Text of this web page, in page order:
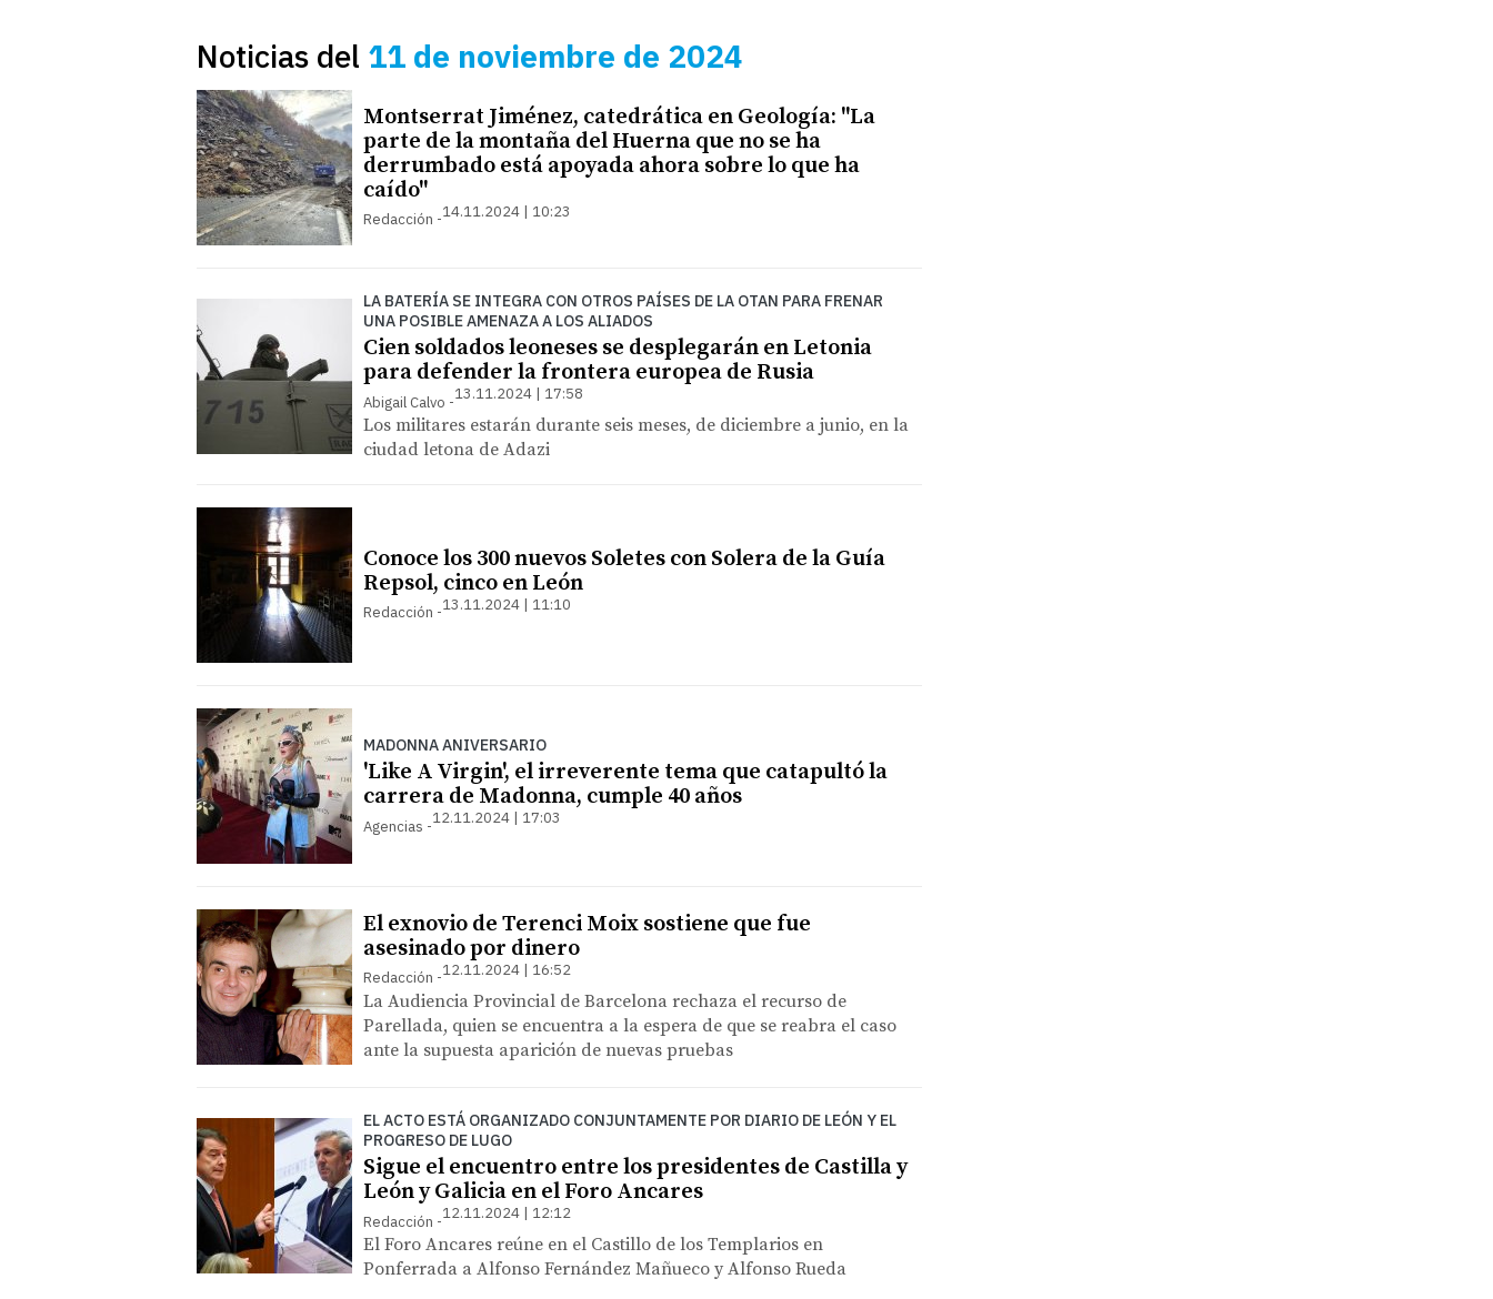
Noticias del 11 de noviembre de 2024
Montserrat Jiménez, catedrática en Geología: "La
parte de la montaña del Huerna que no se ha
derrumbado está apoyada ahora sobre lo que ha
caído"
Redacción 14.11.2024 | 10:23
LA BATERÍA SE INTEGRA CON OTROS PAÍSES DE LA OTAN PARA FRENAR
UNA POSIBLE AMENAZA A LOS ALIADOS
Cien soldados leoneses se desplegarán en Letonia
para defender la frontera europea de Rusia
Abigail Calvo 13.11.2024 | 17:58
Los militares estarán durante seis meses, de diciembre a junio, en la
ciudad letona de Adazi
Conoce los 300 nuevos Soletes con Solera de la Guía
Repsol, cinco en León
Redacción 13.11.2024 | 11:10
MADONNA ANIVERSARIO
'Like A Virgin', el irreverente tema que catapultó la
carrera de Madonna, cumple 40 años
Agencias 12.11.2024 | 17:03
El exnovio de Terenci Moix sostiene que fue
asesinado por dinero
Redacción 12.11.2024 | 16:52
La Audiencia Provincial de Barcelona rechaza el recurso de
Parellada, quien se encuentra a la espera de que se reabra el caso
ante la supuesta aparición de nuevas pruebas
EL ACTO ESTÁ ORGANIZADO CONJUNTAMENTE POR DIARIO DE LEÓN Y EL
PROGRESO DE LUGO
Sigue el encuentro entre los presidentes de Castilla y
León y Galicia en el Foro Ancares
Redacción 12.11.2024 | 12:12
El Foro Ancares reúne en el Castillo de los Templarios en
Ponferrada a Alfonso Fernández Mañueco y Alfonso Rueda